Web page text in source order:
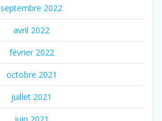
septembre 2022
avril 2022
février 2022
octobre 2021
juillet 2021